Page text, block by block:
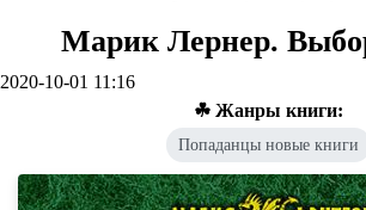
Марик Лернер.
2020-10-01 11:16
☘ Жанры книги:
Попаданцы новые книги